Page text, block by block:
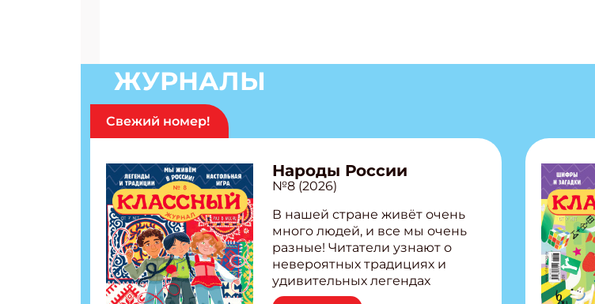
ЖУРНАЛЫ
Свежий номер!
Народы России
№8 (2026)
В нашей стране живёт очень
много людей, и все мы очень
разные! Читатели узнают о
невероятных традициях и
удивительных легендах
народов России! Внутри: